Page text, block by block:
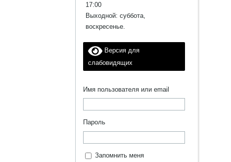
17:00
Выходной: суббота,
воскресенье.
Версия для
слабовидящих
Имя пользователя или email
Пароль
Запомнить меня